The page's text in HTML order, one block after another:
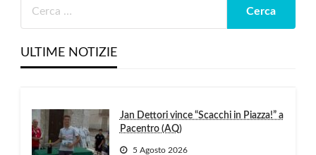
ULTIME NOTIZIE
Jan Dettori vince “Scacchi in Piazza!” a
Pacentro (AQ)
5 Agosto 2026